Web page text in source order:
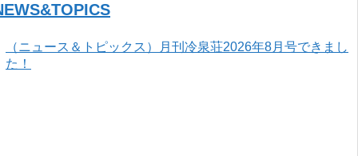
（ニュース＆トピックス）月刊冷泉荘2026年8月号できまし
た！